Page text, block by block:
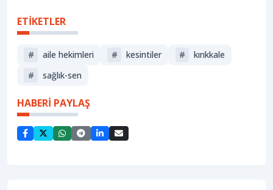
ETİKETLER
# aile hekimleri # kesintiler #
kırıkkale
#
sağlık-sen
HABERİ PAYLAŞ